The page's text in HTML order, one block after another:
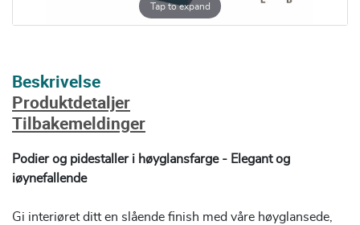
Tap to expand
Beskrivelse
Produktdetaljer
Tilbakemeldinger
Podier og pidestaller i høyglansfarge - Elegant og
iøynefallende
Gi interiøret ditt en slående finish med våre høyglansede,